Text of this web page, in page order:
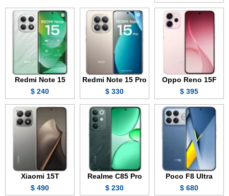
Oppo Reno 15F
395 $
Redmi Note 15 Pro
330 $
Redmi Note 15
240 $
Poco F8 Ultra
680 $
Realme C85 Pro
230 $
Xiaomi 15T
490 $